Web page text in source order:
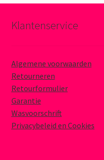
Klantenservice
Algemene voorwaarden
Retourneren
Retourformulier
Garantie
Wasvoorschrift
Privacybeleid en Cookies